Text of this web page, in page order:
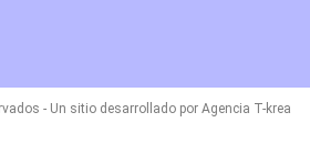
- Un sitio desarrollado por Agencia T-krea